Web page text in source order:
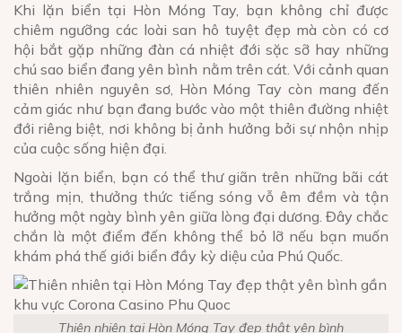
Khi lặn biển tại Hòn Móng Tay, bạn không chỉ được
chiêm ngưỡng các loài san hô tuyệt đẹp mà còn có cơ
hội bắt gặp những đàn cá nhiệt đới sặc sỡ hay những
chú sao biển đang yên bình nằm trên cát. Với cảnh quan
thiên nhiên nguyên sơ, Hòn Móng Tay còn mang đến
cảm giác như bạn đang bước vào một thiên đường nhiệt
đới riêng biệt, nơi không bị ảnh hưởng bởi sự nhộn nhịp
của cuộc sống hiện đại.
Ngoài lặn biển, bạn có thể thư giãn trên những bãi cát
trắng mịn, thưởng thức tiếng sóng vỗ êm đềm và tận
hưởng một ngày bình yên giữa lòng đại dương. Đây chắc
chắn là một điểm đến không thể bỏ lỡ nếu bạn muốn
khám phá thế giới biển đầy kỳ diệu của Phú Quốc.
Thiên nhiên tại Hòn Móng Tay đẹp thật yên bình